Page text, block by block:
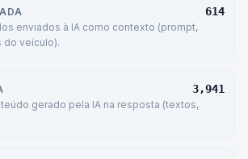
614
enviados à IA como contexto (prompt,
do veículo).
3,941
gerado pela IA na resposta (textos,